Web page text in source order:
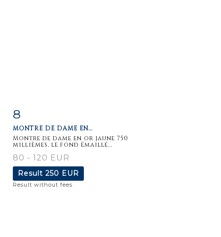
8
MONTRE DE DAME EN...
Montre de dame en or jaune 750
millièmes, le fond émaillé...
80 - 120 EUR
Result 250 EUR
Result without fees